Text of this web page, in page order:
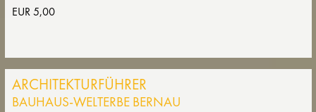
EUR 5,00
ARCHITEKTURFÜHRER
BAUHAUS-WELTERBE BERNAU